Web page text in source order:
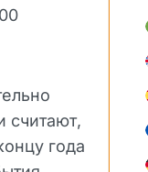
считают,
года